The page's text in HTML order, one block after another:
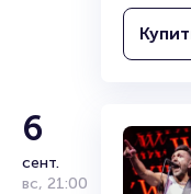
6
сент.
вс, 21:00